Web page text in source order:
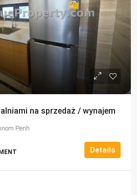
na sprzedaż / wynajem
Penh
Details